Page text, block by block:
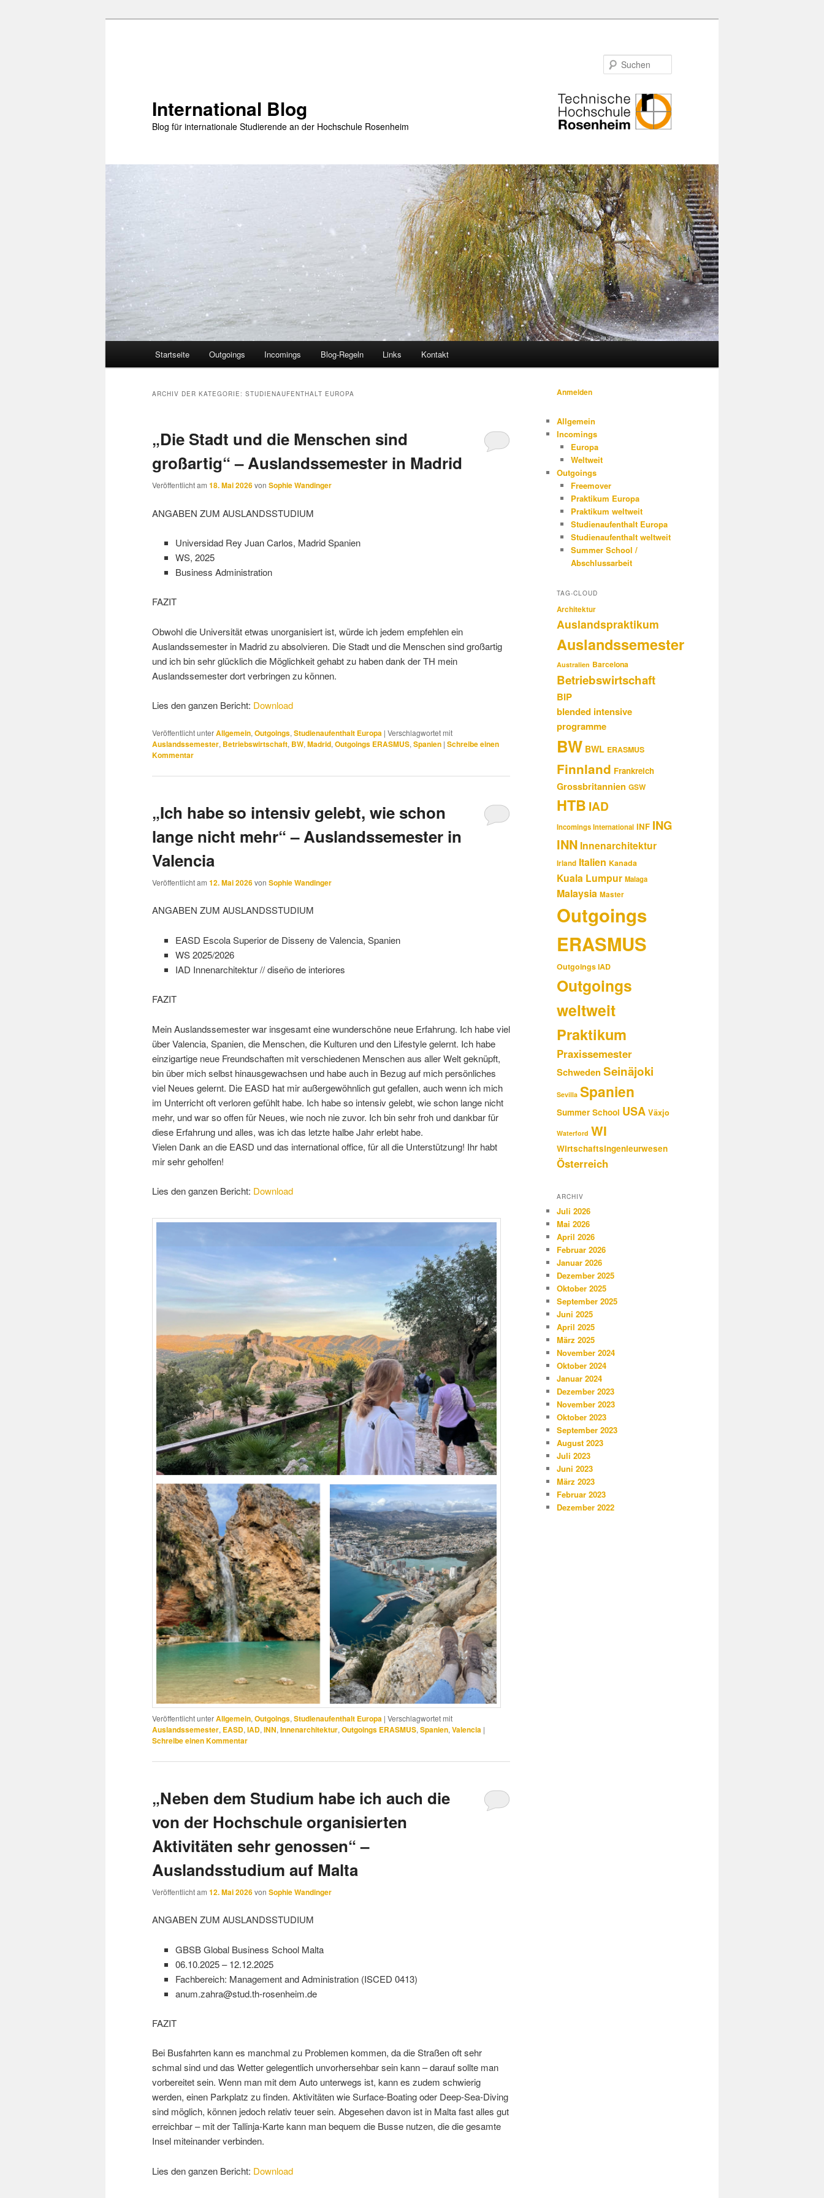
International Blog
Blog für internationale Studierende an der Hochschule Rosenheim
Startseite Outgoings Incomings Blog-Regeln Links Kontakt
ARCHIV DER KATEGORIE: STUDIENAUFENTHALT EUROPA
„Die Stadt und die Menschen sind
großartig“ – Auslandssemester in Madrid
Veröffentlicht am 18. Mai 2026von Sophie Wandinger
ANGABEN ZUM AUSLANDSSTUDIUM
Universidad Rey Juan Carlos, Madrid Spanien
WS, 2025
Business Administration
FAZIT
Obwohl die Universität etwas unorganisiert ist, würde ich jedem empfehlen ein
Auslandssemester in Madrid zu absolvieren. Die Stadt und die Menschen sind großartig
und ich bin sehr glücklich die Möglichkeit gehabt zu haben dank der TH mein
Auslandssemester dort verbringen zu können.
Lies den ganzen Bericht: Download
Veröffentlicht unterAllgemein,Outgoings,Studienaufenthalt Europa | Verschlagwortet mit
Auslandssemester, Betriebswirtschaft, BW,Madrid,Outgoings ERASMUS,Spanien | Schreibe einen
Kommentar
„Ich habe so intensiv gelebt, wie schon
lange nicht mehr“ – Auslandssemester in
Valencia
Veröffentlicht am 12. Mai 2026von Sophie Wandinger
ANGABEN ZUM AUSLANDSSTUDIUM
EASD Escola Superior de Disseny de Valencia, Spanien
WS 2025/2026
IAD Innenarchitektur // diseño de interiores
FAZIT
Mein Auslandssemester war insgesamt eine wunderschöne neue Erfahrung. Ich habe viel
über Valencia, Spanien, die Menschen, die Kulturen und den Lifestyle gelernt. Ich habe
einzigartige neue Freundschaften mit verschiedenen Menschen aus aller Welt geknüpft,
bin über mich selbst hinausgewachsen und habe auch in Bezug auf mich persönliches
viel Neues gelernt. Die EASD hat mir außergewöhnlich gut gefallen, auch wenn ich mich
im Unterricht oft verloren gefühlt habe. Ich habe so intensiv gelebt, wie schon lange nicht
mehr, und war so offen für Neues, wie noch nie zuvor. Ich bin sehr froh und dankbar für
diese Erfahrung und alles, was ich das letzte halbe Jahr erlebt habe.
Vielen Dank an die EASD und das international office, für all die Unterstützung! Ihr habt
mir sehr geholfen!
Lies den ganzen Bericht: Download
Veröffentlicht unterAllgemein, Outgoings, Studienaufenthalt Europa | Verschlagwortet mit
Auslandssemester, EASD, IAD, INN, Innenarchitektur, Outgoings ERASMUS, Spanien, Valencia |
Schreibe einen Kommentar
„Neben dem Studium habe ich auch die
von der Hochschule organisierten
Aktivitäten sehr genossen“ –
Auslandsstudium auf Malta
Veröffentlicht am 12. Mai 2026von Sophie Wandinger
ANGABEN ZUM AUSLANDSSTUDIUM
GBSB Global Business School Malta
06.10.2025 – 12.12.2025
Fachbereich: Management and Administration (ISCED 0413)
anum.zahra@stud.th-rosenheim.de
FAZIT
Bei Busfahrten kann es manchmal zu Problemen kommen, da die Straßen oft sehr
schmal sind und das Wetter gelegentlich unvorhersehbar sein kann – darauf sollte man
vorbereitet sein. Wenn man mit dem Auto unterwegs ist, kann es zudem schwierig
werden, einen Parkplatz zu finden. Aktivitäten wie Surface-Boating oder Deep-Sea-Diving
sind möglich, können jedoch relativ teuer sein. Abgesehen davon ist in Malta fast alles gut
erreichbar – mit der Tallinja-Karte kann man bequem die Busse nutzen, die die gesamte
Insel miteinander verbinden.
Lies den ganzen Bericht: Download
Anmelden
Allgemein
Incomings
Europa
Weltweit
Outgoings
Freemover
Praktikum Europa
Praktikum weltweit
Studienaufenthalt Europa
Studienaufenthalt weltweit
Summer School /
Abschlussarbeit
TAG-CLOUD
Architektur
Auslandspraktikum
Auslandssemester
Australien Barcelona
Betriebswirtschaft
BIP
blended intensive
programme
BW BWL ERASMUS
Finnland Frankreich
Grossbritannien GSW
HTB IAD
Incomings International INF ING
INN Innenarchitektur
Irland Italien Kanada
Kuala Lumpur Malaga
Malaysia Master
Outgoings
ERASMUS
Outgoings IAD
Outgoings
weltweit
Praktikum
Praxissemester
Schweden Seinäjoki
Sevilla Spanien
Summer School USA Växjo
Waterford WI
Wirtschaftsingenieurwesen
Österreich
ARCHIV
Juli 2026
Mai 2026
April 2026
Februar 2026
Januar 2026
Dezember 2025
Oktober 2025
September 2025
Juni 2025
April 2025
März 2025
November 2024
Oktober 2024
Januar 2024
Dezember 2023
November 2023
Oktober 2023
September 2023
August 2023
Juli 2023
Juni 2023
März 2023
Februar 2023
Dezember 2022